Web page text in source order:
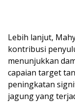
Lebih lanjut,
kontribusi
menunjukkan
capaian target
peningkatan
jagung yang